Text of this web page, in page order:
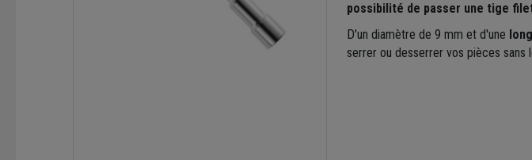
possibilité de passer une tige
D'un diamètre de 9 mm et d'une
serrer ou desserrer vos pièces sans